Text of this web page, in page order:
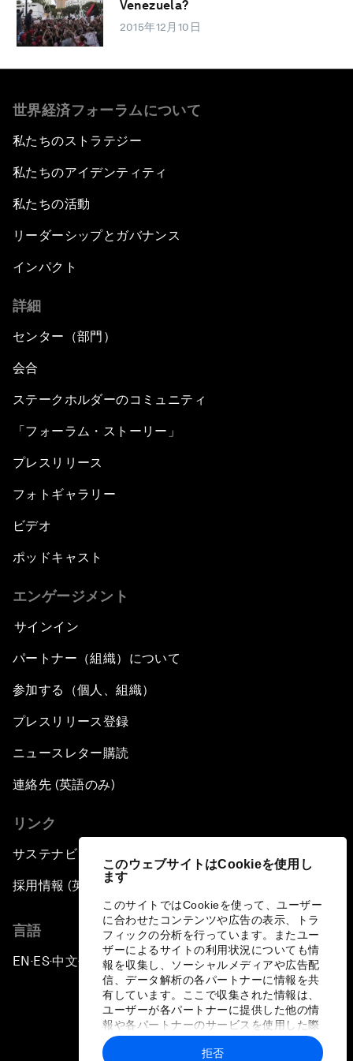
このウェブサイトはCookieを使用し
ます
このサイトではCookieを使って、ユーザー
に合わせたコンテンツや広告の表示、トラ
フィックの分析を行っています。またユー
ザーによるサイトの利用状況についても情
報を収集し、ソーシャルメディアや広告配
信、データ解析の各パートナーに情報を共
有しています。ここで収集された情報は、
ユーザーが各パートナーに提供した他の情
報や各パートナーのサービスを使用した際
に収集された情報と組み合わされ、各パー
トナーによって使用されることがありま
拒否
Venezuela?
2015年12月10日
世界経済フォーラムについて
私たちのストラテジー
私たちのアイデンティティ
私たちの活動
リーダーシップとガバナンス
インパクト
詳細
センター（部門）
会合
ステークホルダーのコミュニティ
「フォーラム・ストーリー」
プレスリリース
フォトギャラリー
ビデオ
ポッドキャスト
エンゲージメント
サインイン
パートナー（組織）について
参加する（個人、組織）
プレスリリース登録
ニュースレター購読
連絡先 (英語のみ)
リンク
サステナビリティへの取り組み
採用情報 (英語のみ)
言語
EN ▪ES▪中文▪ 日本語